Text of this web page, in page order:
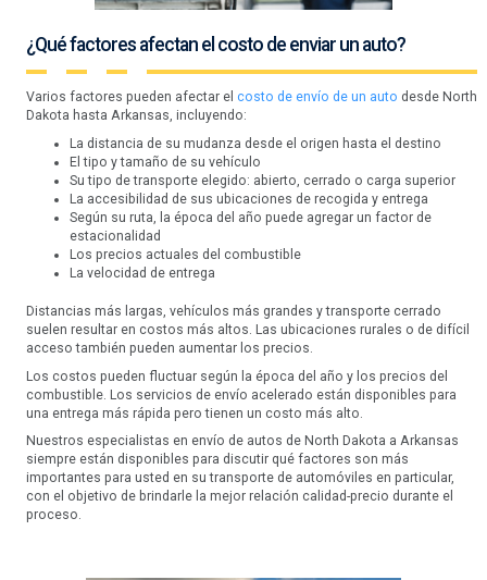
¿Qué factores afectan el costo de enviar un auto?
Varios factores pueden afectar el costo de envío de un auto desde North
Dakota hasta Arkansas, incluyendo:
La distancia de su mudanza desde el origen hasta el destino
El tipo y tamaño de su vehículo
Su tipo de transporte elegido: abierto, cerrado o carga superior
La accesibilidad de sus ubicaciones de recogida y entrega
Según su ruta, la época del año puede agregar un factor de
estacionalidad
Los precios actuales del combustible
La velocidad de entrega
Distancias más largas, vehículos más grandes y transporte cerrado
suelen resultar en costos más altos. Las ubicaciones rurales o de difícil
acceso también pueden aumentar los precios.
Los costos pueden fluctuar según la época del año y los precios del
combustible. Los servicios de envío acelerado están disponibles para
una entrega más rápida pero tienen un costo más alto.
Nuestros especialistas en envío de autos de North Dakota a Arkansas
siempre están disponibles para discutir qué factores son más
importantes para usted en su transporte de automóviles en particular,
con el objetivo de brindarle la mejor relación calidad-precio durante el
proceso.